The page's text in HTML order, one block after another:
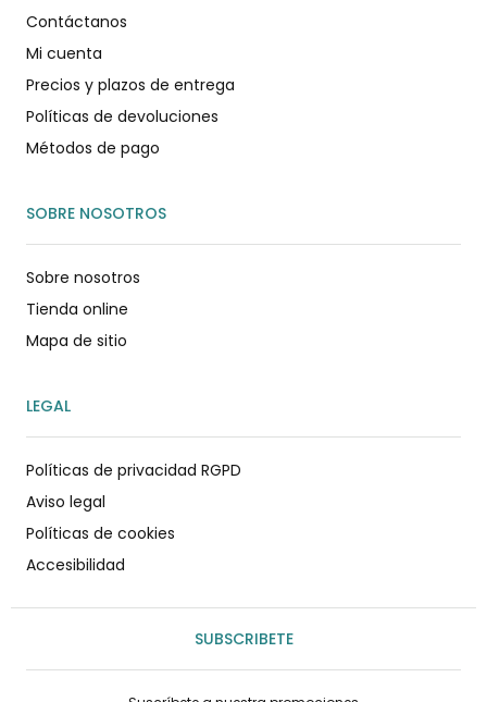
Contáctanos
Mi cuenta
Precios y plazos de entrega
Políticas de devoluciones
Métodos de pago
SOBRE NOSOTROS
Sobre nosotros
Tienda online
Mapa de sitio
LEGAL
Políticas de privacidad RGPD
Aviso legal
Políticas de cookies
Accesibilidad
SUBSCRIBETE